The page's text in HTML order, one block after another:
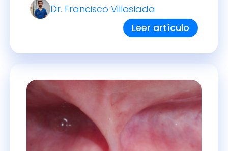
dientes temporales de los
permanentes.
Dr. Francisco Villoslada
Leer artículo